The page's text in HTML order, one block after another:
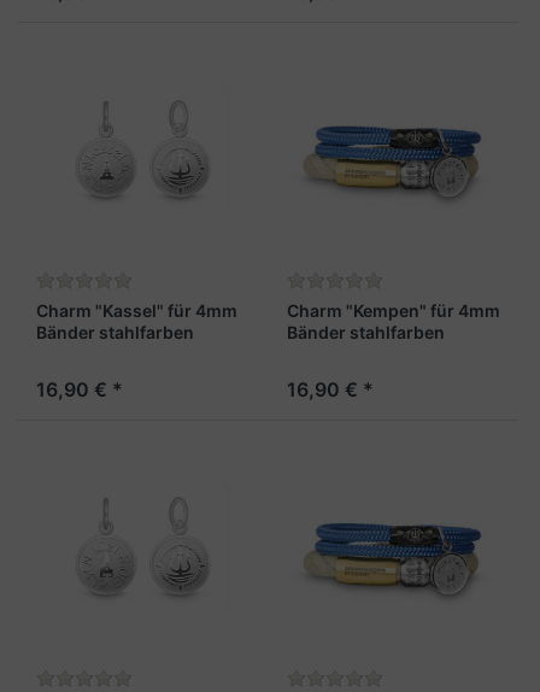
Charm "Kassel" für 4mm
Bänder stahlfarben
16,90 € *
Charm "Kempen" für 4mm
Bänder stahlfarben
16,90 € *